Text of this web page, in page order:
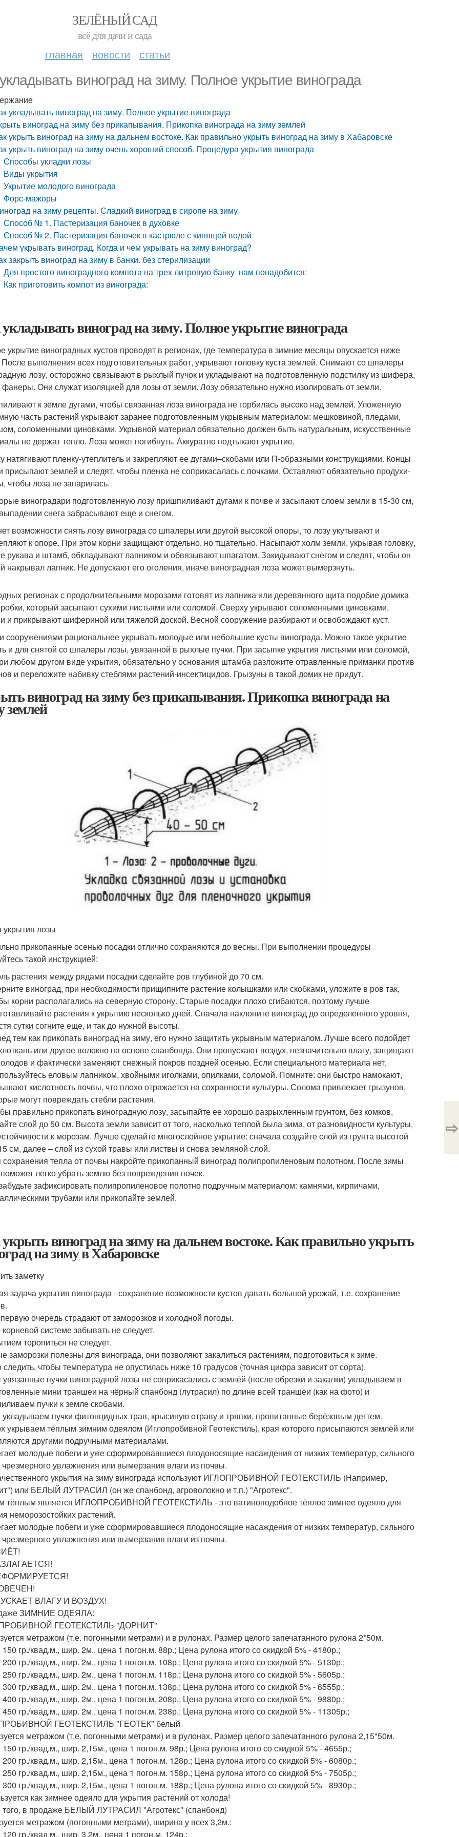
ЗЕЛЁНЫЙ САД
всё для дачи и сада
главная новости статьи
виноград на зиму. Полное укрытие винограда
укладывать виноград на зиму. Полное укрытие винограда
виноград на зиму без прикапывания. Прикопка винограда на зиму землей
укрыть виноград на зиму на дальнем востоке. Как правильно укрыть виноград на зиму в Хабаровске
укрыть виноград на зиму очень хороший способ. Процедура укрытия винограда
Способы укладки лозы
Виды укрытия
Укрытие молодого винограда
Форс-мажоры
на зиму рецепты. Сладкий виноград в сиропе на зиму
Способ № 1. Пастеризация баночек в духовке
Способ № 2. Пастеризация баночек в кастрюле с кипящей водой
укрывать виноград. Когда и чем укрывать на зиму виноград?
закрыть виноград на зиму в банки. без стерилизации
Для простого виноградного компота на трех литровую банку нам понадобится:
Как приготовить компот из винограда:
виноград на зиму. Полное укрытие винограда
укрытие виноградных кустов проводят в регионах, где температура в зимние месяцы опускается ниже
выполнения всех подготовительных работ, укрывают головку куста землей. Снимают со шпалеры
лозу, осторожно связывают в рыхлый пучок и укладывают на подготовленную подстилку из шифера,
фанеры. Они служат изоляцией для лозы от земли. Лозу обязательно нужно изолировать от земли.
к земле дугами, чтобы связанная лоза винограда не горбилась высоко над землей. Уложенную
часть растений укрывают заранее подготовленным укрывным материалом: мешковиной, пледами,
соломенными циновками. Укрывной материал обязательно должен быть натуральным, искусственные
не держат тепло. Лоза может погибнуть. Аккуратно подтыкают укрытие.
натягивают пленку-утеплитель и закрепляют ее дугами–скобами или П-образными конструкциями. Концы
присыпают землей и следят, чтобы пленка не соприкасалась с почками. Оставляют обязательно продухи-
чтобы лоза не запарилась.
виноградари подготовленную лозу пришпиливают дугами к почве и засыпают слоем земли в 15-30 см,
снега забрасывают еще и снегом.
возможности снять лозу винограда со шпалеры или другой высокой опоры, то лозу укутывают и
к опоре. При этом корни защищают отдельно, но тщательно. Насыпают холм земли, укрывая головку,
рукава и штамб, обкладывают лапником и обвязывают шпагатом. Закидывают снегом и следят, чтобы он
накрывал лапник. Не допускают его оголения, иначе виноградная лоза может вымерзнуть.
регионах с продолжительными морозами готовят из лапника или деревянного щита подобие домика
который засыпают сухими листьями или соломой. Сверху укрывают соломенными циновками,
и прикрывают шифериной или тяжелой доской. Весной сооружение разбирают и освобождают куст.
сооружениями рациональнее укрывать молодые или небольшие кусты винограда. Можно такое укрытие
и для снятой со шпалеры лозы, увязанной в рыхлые пучки. При засыпке укрытия листьями или соломой,
любом другом виде укрытия, обязательно у основания штамба разложите отравленные приманки против
и переложите набивку стеблями растений-инсектицидов. Грызуны в такой домик не придут.
виноград на зиму без прикапывания. Прикопка винограда на
землей
лозы
прикопанные осенью посадки отлично сохраняются до весны. При выполнении процедуры
такой инструкцией:
растения между рядами посадки сделайте ров глубиной до 70 см.
виноград, при необходимости прищипните растение колышками или скобками, уложите в ров так,
корни располагались на северную сторону. Старые посадки плохо сгибаются, поэтому лучше
растения к укрытию несколько дней. Сначала наклоните виноград до определенного уровня,
сутки согните еще, и так до нужной высоты.
тем как прикопать виноград на зиму, его нужно защитить укрывным материалом. Лучше всего подойдет
или другое волокно на основе спанбонда. Они пропускают воздух, незначительно влагу, защищают
и фактически заменяют снежный покров поздней осенью. Если специального материала нет,
еловым лапником, хвойными иголками, опилками, соломой. Помните: они быстро намокают,
кислотность почвы, что плохо отражается на сохранности культуры. Солома привлекает грызунов,
могут повреждать стебли растения.
правильно прикопать виноградную лозу, засыпайте ее хорошо разрыхленным грунтом, без комков,
слой до 50 см. Высота земли зависит от того, насколько теплой была зима, от разновидности культуры,
к морозам. Лучше сделайте многослойное укрытие: сначала создайте слой из грунта высотой
см, далее – слой из сухой травы или листвы и снова земляной слой.
сохранения тепла от почвы накройте прикопанный виноград полипропиленовым полотном. После зимы
легко убрать землю без повреждения почек.
зафиксировать полипропиленовое полотно подручным материалом: камнями, кирпичами,
трубами или прикопайте землей.
виноград на зиму на дальнем востоке. Как правильно укрыть
на зиму в Хабаровске
заметку
задача укрытия винограда - сохранение возможности кустов давать большой урожай, т.е. сохранение
очередь страдают от заморозков и холодной погоды.
системе забывать не следует.
торопиться не следует.
заморозки полезны для винограда, они позволяют закалиться растениям, подготовиться к зиме.
чтобы температура не опустилась ниже 10 градусов (точная цифра зависит от сорта).
пучки виноградной лозы не соприкасались с землёй (после обрезки и закалки) укладываем в
мини траншеи на чёрный спанбонд (лутрасил) по длине всей траншеи (как на фото) и
пучки к земле скобами.
пучки фитонцидных трав, крысиную отраву и тряпки, пропитанные берёзовым дегтем.
укрываем тёплым зимним одеялом (Иглопробивной Геотекстиль), края которого присыпаются землёй или
другими подручными материалами.
молодые побеги и уже сформировавшиеся плодоносящие насаждения от низких температур, сильного
чрезмерного увлажнения или вымерзания влаги из почвы.
укрытия на зиму винограда используют ИГЛОПРОБИВНОЙ ГЕОТЕКСТИЛЬ (Например,
или БЕЛЫЙ ЛУТРАСИЛ (он же спанбонд, агроволокно и т.п.) "Агротекс".
тёплым является ИГЛОПРОБИВНОЙ ГЕОТЕКСТИЛЬ - это ватиноподобное тёплое зимнее одеяло для
неморозостойких растений.
молодые побеги и уже сформировавшиеся плодоносящие насаждения от низких температур, сильного
чрезмерного увлажнения или вымерзания влаги из почвы.
ВЛАГУ И ВОЗДУХ!
ЗИМНИЕ ОДЕЯЛА:
ГЕОТЕКСТИЛЬ "ДОРНИТ"
метражом (т.е. погонными метрами) и в рулонах. Размер целого запечатанного рулона 2*50м.
150 гр./квад.м., шир. 2м., цена 1 погон.м. 88р.; Цена рулона итого со скидкой 5% - 4180р.;
200 гр./квад.м., шир. 2м., цена 1 погон.м. 108р.; Цена рулона итого со скидкой 5% - 5130р.;
250 гр./квад.м., шир. 2м., цена 1 погон.м. 118р.; Цена рулона итого со скидкой 5% - 5605р.;
300 гр./квад.м., шир. 2м., цена 1 погон.м. 138р.; Цена рулона итого со скидкой 5% - 6555р.;
400 гр./квад.м., шир. 2м., цена 1 погон.м. 208р.; Цена рулона итого со скидкой 5% - 9880р.;
450 гр./квад.м., шир. 2м., цена 1 погон.м. 238р.; Цена рулона итого со скидкой 5% - 11305р.;
ГЕОТЕКСТИЛЬ "ГЕОТЕК" белый
метражом (т.е. погонными метрами) и в рулонах. Размер целого запечатанного рулона 2,15*50м.
150 гр./квад.м., шир. 2,15м., цена 1 погон.м. 98р.; Цена рулона итого со скидкой 5% - 4655р.;
200 гр./квад.м., шир. 2,15м., цена 1 погон.м. 128р.; Цена рулона итого со скидкой 5% - 6080р.;
250 гр./квад.м., шир. 2,15м., цена 1 погон.м. 158р.; Цена рулона итого со скидкой 5% - 7505р.;
300 гр./квад.м., шир. 2,15м., цена 1 погон.м. 188р.; Цена рулона итого со скидкой 5% - 8930р.;
как зимнее одеяло для укрытия растений от холода!
того, в продаже БЕЛЫЙ ЛУТРАСИЛ "Агротекс" (спанбонд)
метражом (погонными метрами), ширина у всех 3,2м.:
120 гр./квад.м., шир. 3,2м., цена 1 погон.м. 124р.;
⇨